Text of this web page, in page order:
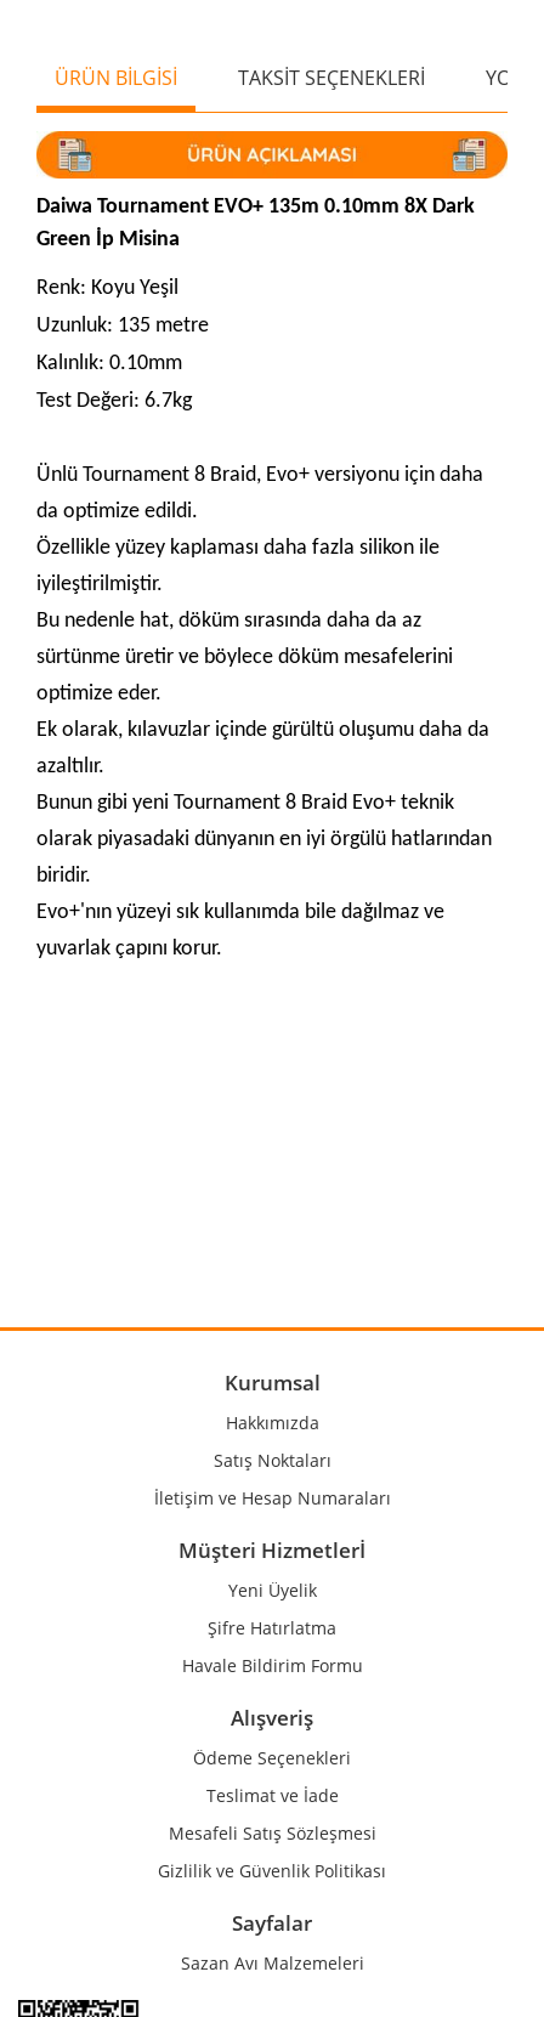
ÜRÜN BİLGİSİ TAKSİT SEÇENEKLERİ
Daiwa Tournament EVO+ 135m 0.10mm 8X Dark
Green İp Misina
Renk: Koyu Yeşil
Uzunluk: 135 metre
Kalınlık: 0.10mm
Test Değeri: 6.7kg
Ünlü Tournament 8 Braid, Evo+ versiyonu için daha
da optimize edildi.
Özellikle yüzey kaplaması daha fazla silikon ile
iyileştirilmiştir.
Bu nedenle hat, döküm sırasında daha da az
sürtünme üretir ve böylece döküm mesafelerini
optimize eder.
Ek olarak, kılavuzlar içinde gürültü oluşumu daha da
azaltılır.
Bunun gibi yeni Tournament 8 Braid Evo+ teknik
olarak piyasadaki dünyanın en iyi örgülü hatlarından
biridir.
Evo+'nın yüzeyi sık kullanımda bile dağılmaz ve
yuvarlak çapını korur.
Ürün açıklamasında eksik bilgiler bulunuyor.
Ürün bilgilerinde hatalar bulunuyor.
Gönder
Kurumsal
Hakkımızda
Satış Noktaları
İletişim ve Hesap Numaraları
Müşteri Hizmetlerİ
Yeni Üyelik
Şifre Hatırlatma
Havale Bildirim Formu
Alışveriş
Ödeme Seçenekleri
Teslimat ve İade
Mesafeli Satış Sözleşmesi
Gizlilik ve Güvenlik Politikası
Sayfalar
Sazan Avı Malzemeleri